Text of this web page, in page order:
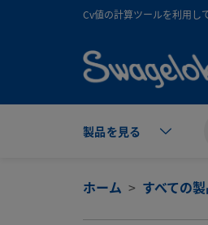
text.skipToContent
text.skipToNavigationCv値の計算ツールを利用し
製品を見る
ホーム すべての